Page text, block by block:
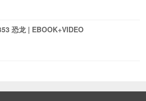
恐龙 | EBOOK+VIDEO